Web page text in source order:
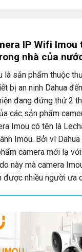
IP Wifi Imou
nhà của
là sản phẩm thuộc
bị an ninh Dahua
đang đứng thứ 2
các sản phẩm
Imou có tên là
Imou. Bởi vì
camera mới lạ
này mà camera
được nhiều người ưa